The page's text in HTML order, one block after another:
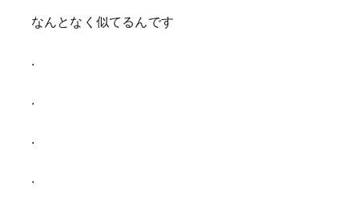
なんとなく似てるんです
.
.
.
.